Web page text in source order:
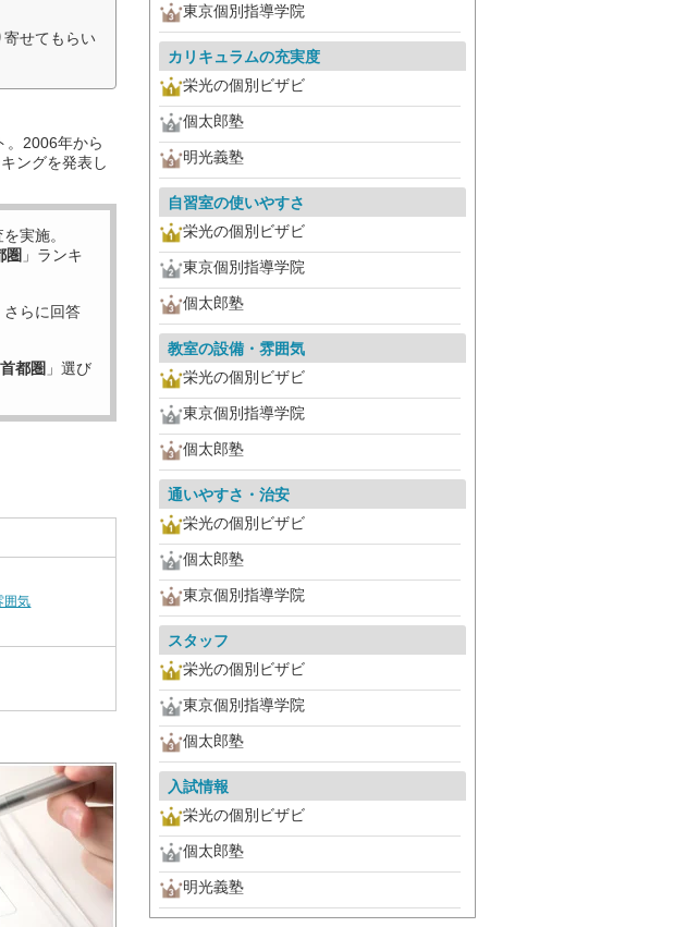
せてもらい
。2006年から
ングを発表し
実施。
圏 」ランキ
さらに回答
都圏 」選び
囲気
東京個別指導学院
カリキュラムの充実度
栄光の個別ビザビ
個太郎塾
明光義塾
自習室の使いやすさ
栄光の個別ビザビ
東京個別指導学院
個太郎塾
教室の設備・雰囲気
栄光の個別ビザビ
東京個別指導学院
個太郎塾
通いやすさ・治安
栄光の個別ビザビ
個太郎塾
東京個別指導学院
スタッフ
栄光の個別ビザビ
東京個別指導学院
個太郎塾
入試情報
栄光の個別ビザビ
個太郎塾
明光義塾